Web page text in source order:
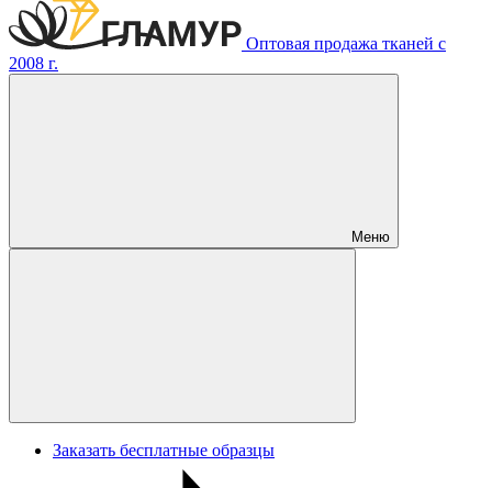
Оптовая продажа тканей с
2008 г.
Меню
Заказать бесплатные образцы